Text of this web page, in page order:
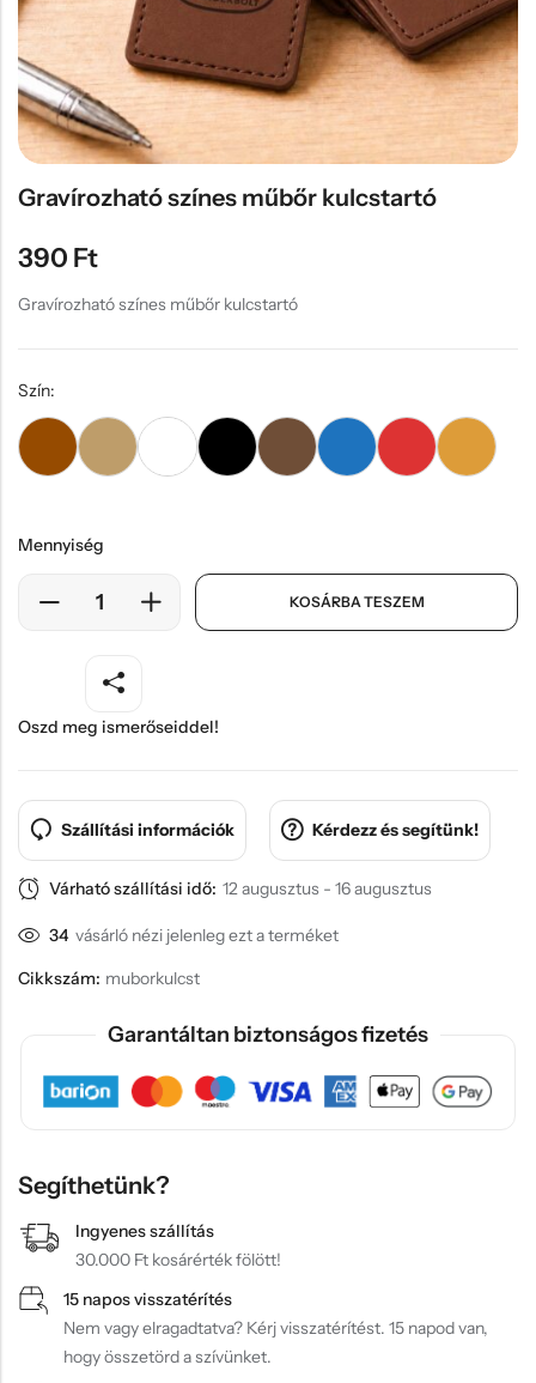
Gravírozható színes műbőr kulcstartó
390 Ft
Gravírozható színes műbőr kulcstartó
Szín:
Mennyiség
KOSÁRBA TESZEM
Oszd meg ismerőseiddel!
Szállítási információk Kérdezz és segítünk!
Várható szállítási idő: 12 augusztus - 16 augusztus
34 vásárló nézi jelenleg ezt a terméket
Cikkszám: muborkulcst
Garantáltan biztonságos fizetés
Segíthetünk?
Ingyenes szállítás
30.000 Ft kosárérték fölött!
15 napos visszatérítés
Nem vagy elragadtatva? Kérj visszatérítést. 15 napod van,
hogy összetörd a szívünket.
Hűtőmágnes, Kitűző
Plüss
Sapka
Táska, pénztárca
Egyedi céges ajándékok